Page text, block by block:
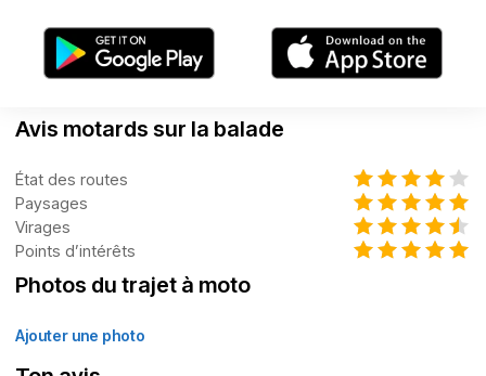
Avis motards sur la balade
État des routes
Paysages
Virages
Points d’intérêts
Photos du trajet à moto
Ajouter une photo